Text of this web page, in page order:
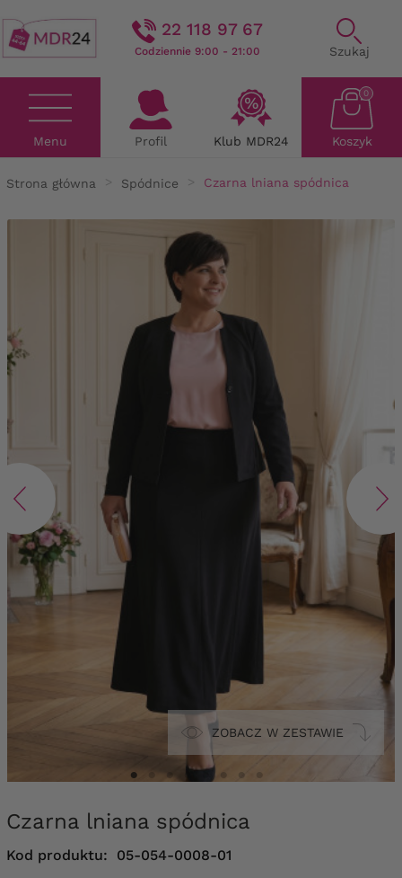
22 118 97 67
Codziennie 9:00 - 21:00 Szukaj
Menu Profil Klub MDR24 Koszyk
0
Strona główna Spódnice Czarna lniana spódnica
ZOBACZ W ZESTAWIE
Czarna lniana spódnica
Kod produktu: 05-054-0008-01